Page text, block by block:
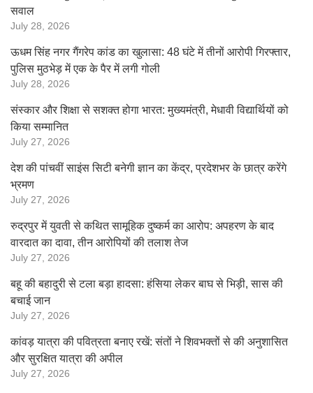
सवाल
July 28, 2026
ऊधम सिंह नगर गैंगरेप कांड का खुलासा: 48 घंटे में तीनों आरोपी गिरफ्तार,
पुलिस मुठभेड़ में एक के पैर में लगी गोली
July 28, 2026
संस्कार और शिक्षा से सशक्त होगा भारत: मुख्यमंत्री, मेधावी विद्यार्थियों को
किया सम्मानित
July 27, 2026
देश की पांचवीं साइंस सिटी बनेगी ज्ञान का केंद्र, प्रदेशभर के छात्र करेंगे
भ्रमण
July 27, 2026
रुद्रपुर में युवती से कथित सामूहिक दुष्कर्म का आरोप: अपहरण के बाद
वारदात का दावा, तीन आरोपियों की तलाश तेज
July 27, 2026
बहू की बहादुरी से टला बड़ा हादसा: हंसिया लेकर बाघ से भिड़ी, सास की
बचाई जान
July 27, 2026
कांवड़ यात्रा की पवित्रता बनाए रखें: संतों ने शिवभक्तों से की अनुशासित
और सुरक्षित यात्रा की अपील
July 27, 2026